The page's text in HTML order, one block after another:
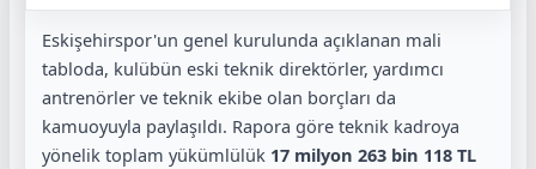
Eskişehirspor'un genel kurulunda açıklanan mali
tabloda, kulübün eski teknik direktörler, yardımcı
antrenörler ve teknik ekibe olan borçları da
kamuoyuyla paylaşıldı. Rapora göre teknik kadroya
yönelik toplam yükümlülük 17 milyon 263 bin 118 TL